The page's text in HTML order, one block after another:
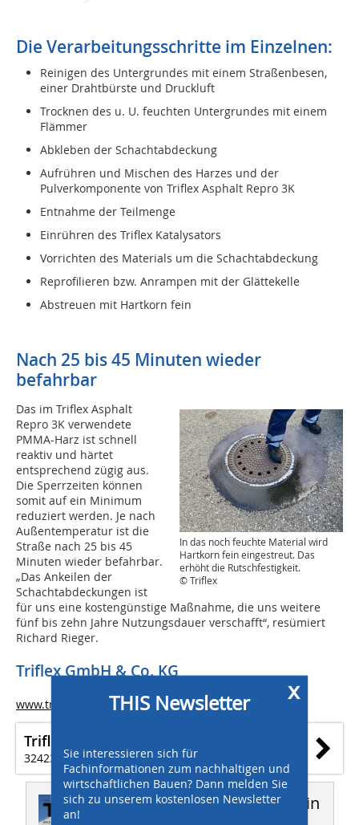
Die Verarbeitungsschritte im Einzelnen:
Reinigen des Untergrundes mit einem Straßenbesen,
einer Drahtbürste und Druckluft
Trocknen des u. U. feuchten Untergrundes mit einem
Flämmer
Abkleben der Schachtabdeckung
Aufrühren und Mischen des Harzes und der
Pulverkomponente von Triflex Asphalt Repro 3K
Entnahme der Teilmenge
Einrühren des Triflex Katalysators
Vorrichten des Materials um die Schachtabdeckung
Reprofilieren bzw. Anrampen mit der Glättekelle
Abstreuen mit Hartkorn fein
Nach 25 bis 45 Minuten wieder
befahrbar
In das noch feuchte Material wird
Hartkorn fein eingestreut. Das
erhöht die Rutschfestigkeit.
© Triflex
Das im Triflex Asphalt
Repro 3K verwendete
PMMA-Harz ist schnell
reaktiv und härtet
entsprechend zügig aus.
Die Sperrzeiten können
somit auf ein Minimum
reduziert werden. Je nach
Außentemperatur ist die
Straße nach 25 bis 45
Minuten wieder befahrbar.
„Das Ankeilen der
Schachtabdeckungen ist
für uns eine kostengünstige Maßnahme, die uns weitere
fünf bis zehn Jahre Nutzungsdauer verschafft“, resümiert
Richard Rieger.
Triflex GmbH & Co. KG
www.triflex.com
Triflex GmbH & Co.KG
32423 Minden
Dieser Artikel erschien in
x
THIS Newsletter
Sie interessieren sich für
Fachinformationen zum nachhaltigen und
wirtschaftlichen Bauen? Dann melden Sie
sich zu unserem kostenlosen Newsletter
an!